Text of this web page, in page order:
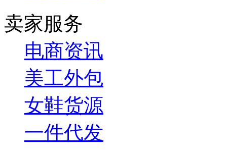
卖家服务
电商资讯
美工外包
女鞋货源
一件代发